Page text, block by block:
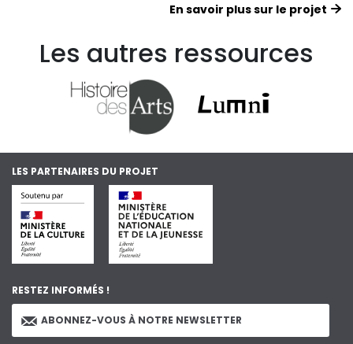
En savoir plus sur le projet
Les autres ressources
LES PARTENAIRES DU PROJET
RESTEZ INFORMÉS !
ABONNEZ-VOUS À NOTRE NEWSLETTER